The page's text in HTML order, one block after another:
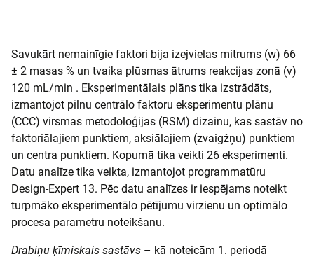
Savukārt nemainīgie faktori bija izejvielas mitrums (w) 66
± 2 masas % un tvaika plūsmas ātrums reakcijas zonā (v)
120 mL/min . Eksperimentālais plāns tika izstrādāts,
izmantojot pilnu centrālo faktoru eksperimentu plānu
(CCC) virsmas metodoloģijas (RSM) dizainu, kas sastāv no
faktoriālajiem punktiem, aksiālajiem (zvaigžņu) punktiem
un centra punktiem. Kopumā tika veikti 26 eksperimenti.
Datu analīze tika veikta, izmantojot programmatūru
Design-Expert 13. Pēc datu analīzes ir iespējams noteikt
turpmāko eksperimentālo pētījumu virzienu un optimālo
procesa parametru noteikšanu.
Drabiņu ķīmiskais sastāvs – kā noteicām 1. periodā